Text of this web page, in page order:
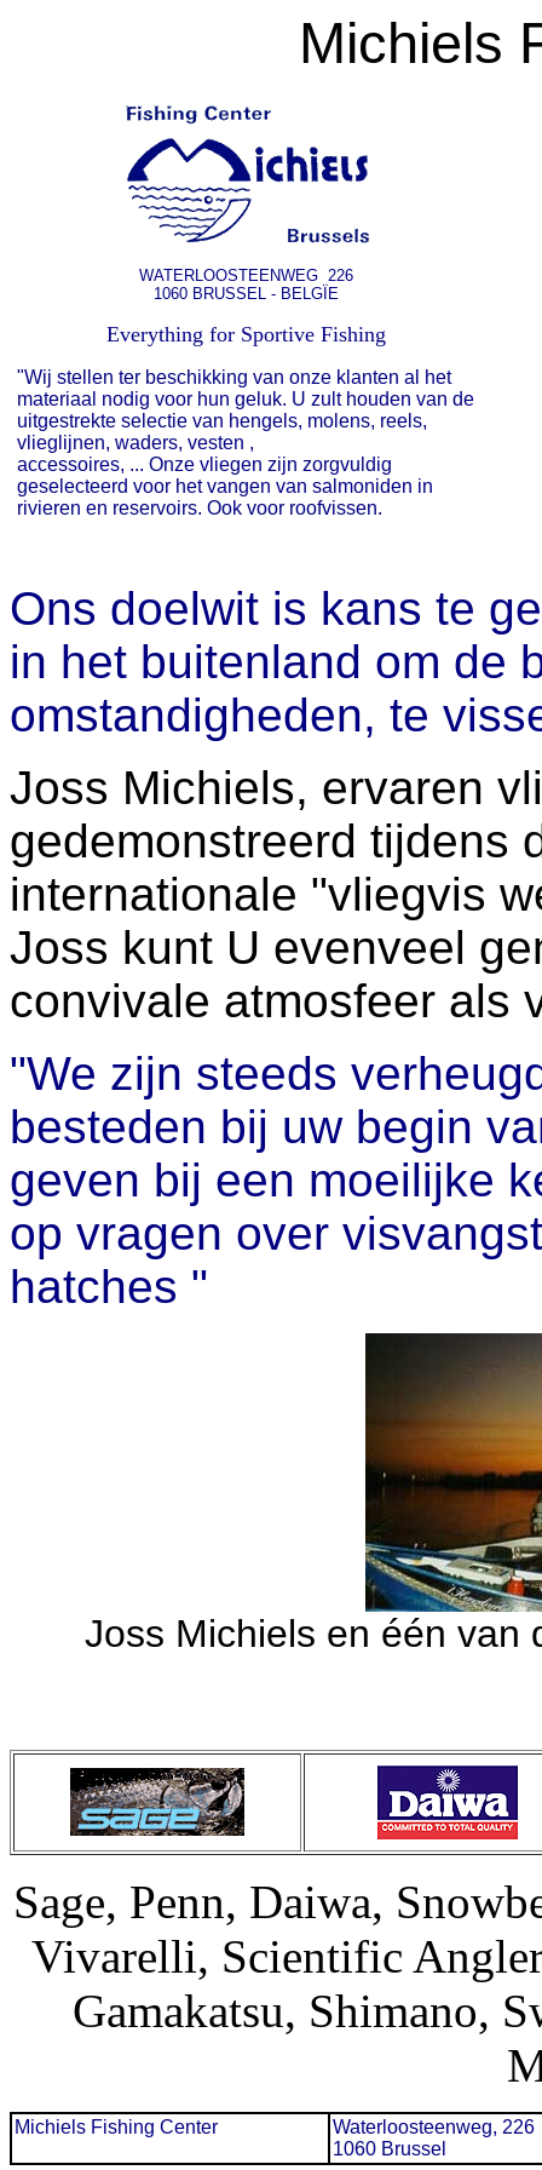
Michiels
WATERLOOSTEENWEG 226
1060 BRUSSEL - BELGÏE
Everything for Sportive Fishing
"Wij stellen ter beschikking van onze klanten al het
materiaal nodig voor hun geluk. U zult houden van de
uitgestrekte selectie van hengels, molens, reels,
vlieglijnen, waders, vesten ,
accessoires, ... Onze vliegen zijn zorgvuldig
geselecteerd voor het vangen van salmoniden in
rivieren en reservoirs. Ook voor roofvissen.
Ons doelwit is kans te
in het buitenland om de
omstandigheden, te
Joss Michiels, ervaren
gedemonstreerd tijdens
internationale "vliegvis
Joss kunt U evenveel
convivale atmosfeer als
"We zijn steeds
besteden bij uw begin
geven bij een moeilijke
op vragen over
hatches "
Joss Michiels en één van
Sage, Penn, Daiwa,
Vivarelli, Scientific
Gamakatsu, Shimano,
Michiels Fishing Center
Waterloosteenweg, 226
1060 Brussel